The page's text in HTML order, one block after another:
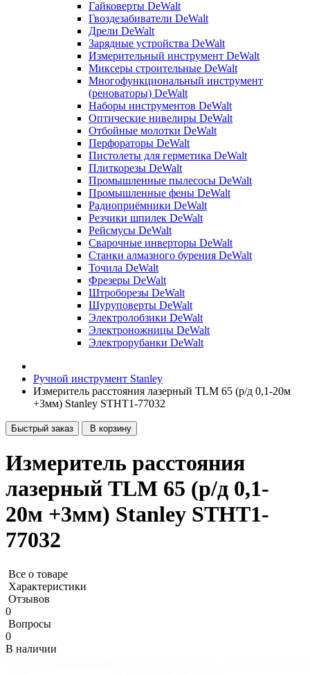
Гайковерты DeWalt
Гвоздезабиватели DeWalt
Дрели DeWalt
Зарядные устройства DeWalt
Измерительный инструмент DeWalt
Миксеры строительные DeWalt
Многофункциональный инструмент
(реноваторы) DeWalt
Наборы инструментов DeWalt
Оптические нивелиры DeWalt
Отбойные молотки DeWalt
Перфораторы DeWalt
Пистолеты для герметика DeWalt
Плиткорезы DeWalt
Промышленные пылесосы DeWalt
Промышленные фены DeWalt
Радиоприёмники DeWalt
Резчики шпилек DeWalt
Рейсмусы DeWalt
Сварочные инверторы DeWalt
Станки алмазного бурения DeWalt
Точила DeWalt
Фрезеры DeWalt
Штроборезы DeWalt
Шуруповерты DeWalt
Электролобзики DeWalt
Электроножницы DeWalt
Электрорубанки DeWalt
Ручной инструмент Stanley
Измеритель расстояния лазерный TLM 65 (р/д 0,1-20м
+3мм) Stanley STHT1-77032
Быстрый заказ В корзину
Измеритель расстояния
лазерный TLM 65 (р/д 0,1-
20м +3мм) Stanley STHT1-
77032
Все о товаре
Характеристики
Отзывов
0
Вопросы
0
В наличии